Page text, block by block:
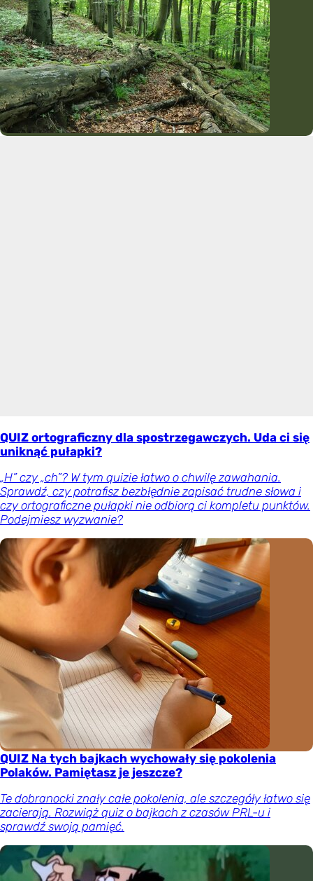
QUIZ ortograficzny dla spostrzegawczych. Uda ci się
uniknąć pułapki?
„H” czy „ch”? W tym quizie łatwo o chwilę zawahania.
Sprawdź, czy potrafisz bezbłędnie zapisać trudne słowa i
czy ortograficzne pułapki nie odbiorą ci kompletu punktów.
Podejmiesz wyzwanie?
QUIZ Na tych bajkach wychowały się pokolenia
Polaków. Pamiętasz je jeszcze?
Te dobranocki znały całe pokolenia, ale szczegóły łatwo się
zacierają. Rozwiąż quiz o bajkach z czasów PRL-u i
sprawdź swoją pamięć.